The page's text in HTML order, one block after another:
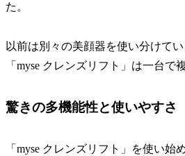
た。
以前は別々の美顔器を使い分けて
「myse クレンズリフト」は一台
驚きの多機能性と使いやすさ
「myse クレンズリフト」を使い